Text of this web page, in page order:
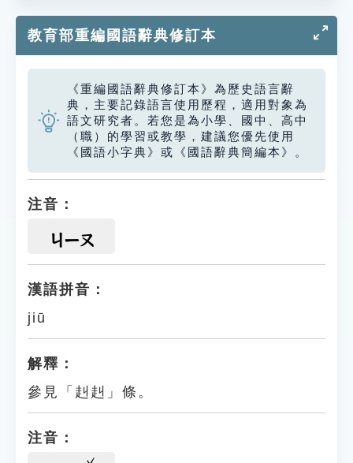
教育部重編國語辭典修訂本
《重編國語辭典修訂本》為歷史語言辭
典，主要記錄語言使用歷程，適用對象為
語文研究者。若您是為小學、國中、高中
（職）的學習或教學，建議您優先使用
《國語小字典》或《國語辭典簡編本》。
注音：
ㄐㄧㄡ
漢語拼音：
jiū
解釋：
參見「赳赳」條。
注音：